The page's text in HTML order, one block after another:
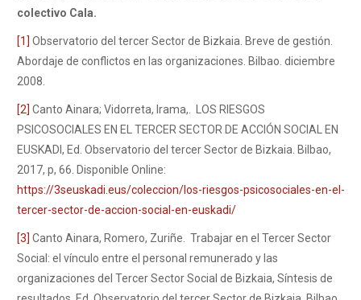
colectivo Cala.
[1] Observatorio del tercer Sector de Bizkaia. Breve de gestión.
Abordaje de conflictos en las organizaciones. Bilbao. diciembre
2008.
[2] Canto Ainara; Vidorreta, Irama,. LOS RIESGOS
PSICOSOCIALES EN EL TERCER SECTOR DE ACCIÓN SOCIAL EN
EUSKADI, Ed. Observatorio del tercer Sector de Bizkaia. Bilbao,
2017, p, 66. Disponible Online:
https://3seuskadi.eus/coleccion/los-riesgos-psicosociales-en-el-
tercer-sector-de-accion-social-en-euskadi/
[3] Canto Ainara, Romero, Zuriñe. Trabajar en el Tercer Sector
Social: el vínculo entre el personal remunerado y las
organizaciones del Tercer Sector Social de Bizkaia, Síntesis de